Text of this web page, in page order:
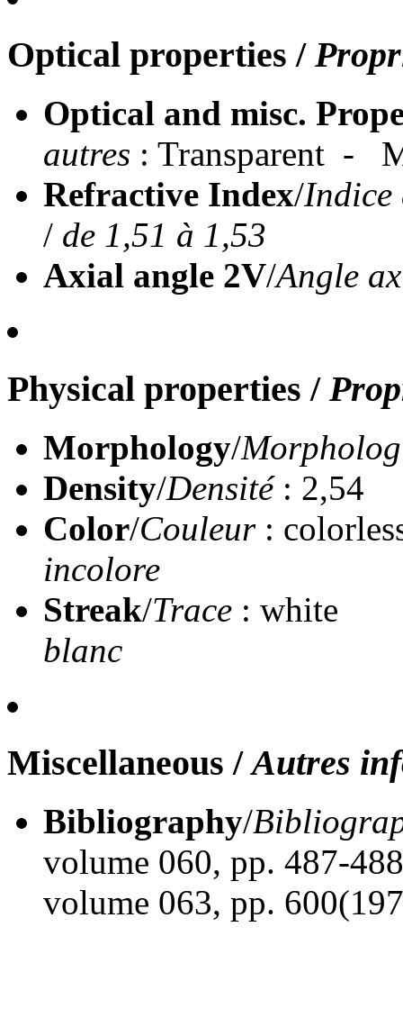
Optical properties /
Optical and misc.
autres : Transparent -
Refractive Index/Indice
/ de 1,51 à 1,53
Axial angle 2V/Angle
Physical properties /
Morphology/
Density/Densité: 2,54
Color/Couleur:
incolore
Streak/Trace : white
blanc
Miscellaneous /Autres
Bibliography/
volume 060, pp. 487-
volume 063, pp.